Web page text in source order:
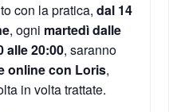
con la pratica,dal 14
, ogni martedì dalle
alle 20:00, saranno
online con Loris,
in volta trattate.